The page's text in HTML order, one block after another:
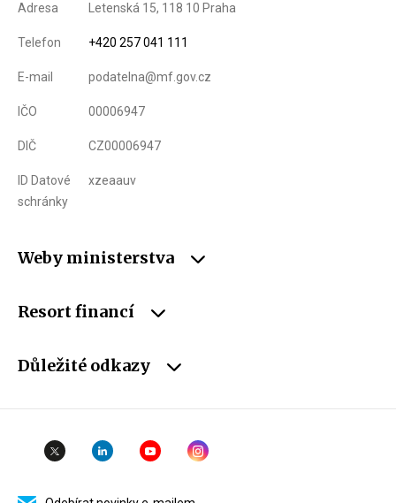
Adresa Letenská 15, 118 10 Praha
Telefon +420 257 041 111
E-mail podatelna@mf.gov.cz
IČO 00006947
DIČ CZ00006947
ID Datové
schránky
xzeaauv
Weby ministerstva
Resort financí
Důležité odkazy